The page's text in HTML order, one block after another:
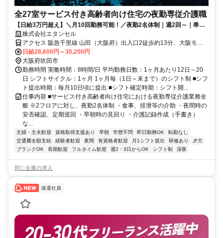
全27室サービス付き高齢者向け住宅の夜勤専従介護職
【日給3万円超え】＼月10回勤務可能！／夜勤2名体制｜週2回～｜希望
休相談OK｜駅チカで通勤｜少人数制で綺麗な施設♪
株式会社エタンセル
アクセス 阪急千里線 山田（大阪府）出入口2徒歩約13分、大阪モノ
レール 山田（大阪府）徒歩約16分、大阪モノレール彩都線 万博記念
公園（大阪府）徒歩約20分 【勤務地最寄駅】阪急千里線「山田」駅
より徒歩10分/大阪モノレール「山田」駅より徒歩10分
日給28,600円～30,200円
大阪府吹田市
勤務時間 実働時間：8時間/日 平均勤務日数：1ヶ月あたり12日～20
日 シフトサイクル：1ヶ月 1ヶ月毎（1日～末まで）のシフト制 ■シフ
ト提出時期：毎月10日頃に提出 ■シフト確定時期：シフト開...
仕事内容 ■サービス付き高齢者向け住宅における夜勤専従介護業務全
般 ※2フロアに対し、夜勤2名体制 ・食事、排泄等の介助 ・夜間時の
安否確認、定期巡回 ・早朝時の見回り ・介護記録作成（手書き）
な...
主婦・主夫歓迎 資格取得支援あり 早朝 学歴不問 即日勤務OK
転勤なし
交通費全額支給
経験者歓迎 夜間 有資格者歓迎 月1シフト提出 研修あり
夕方
ブランクOK
長期歓迎 フルタイム歓迎 週2・3日からOK シフト制 深夜
同じ企業の求人
派遣社員